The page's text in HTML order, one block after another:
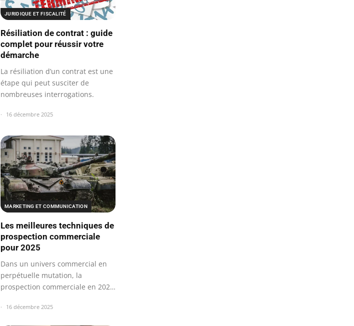
JURIDIQUE ET FISCALITÉ
Résiliation de contrat : guide
complet pour réussir votre
démarche
La résiliation d’un contrat est une
étape qui peut susciter de
nombreuses interrogations.
16 décembre 2025
MARKETING ET COMMUNICATION
Les meilleures techniques de
prospection commerciale
pour 2025
Dans un univers commercial en
perpétuelle mutation, la
prospection commerciale en 2025
16 décembre 2025